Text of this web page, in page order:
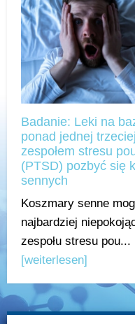
Badanie: Leki na
ponad jednej
zespołem stresu
(PTSD) pozbyć się
sennych
Koszmary senne
najbardziej
zespołu stresu pou...
[weiterlesen]